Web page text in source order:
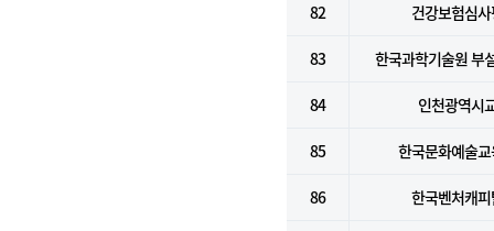
82 건강보험심
83 한국과학기술원 부
84 인천광역시
85 한국문화예술
86 한국벤처캐